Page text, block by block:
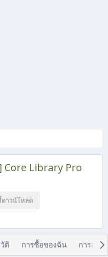
Core Library Pro
าวน์โหลด
ติ การซื้อของฉัน การสนท